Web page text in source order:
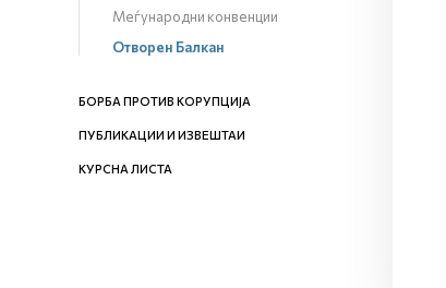
Меѓународни конвенции
Отворен Балкан
БОРБА ПРОТИВ КОРУПЦИЈА
ПУБЛИКАЦИИ И ИЗВЕШТАИ
КУРСНА ЛИСТА